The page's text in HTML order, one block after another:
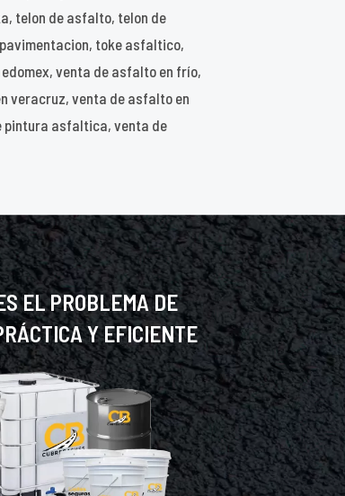
telon de asfalto, telon de
toke asfaltico,
venta de asfalto en frío,
veracruz, venta de asfalto en
pintura asfaltica, venta de
EL PROBLEMA DE
Y EFICIENTE